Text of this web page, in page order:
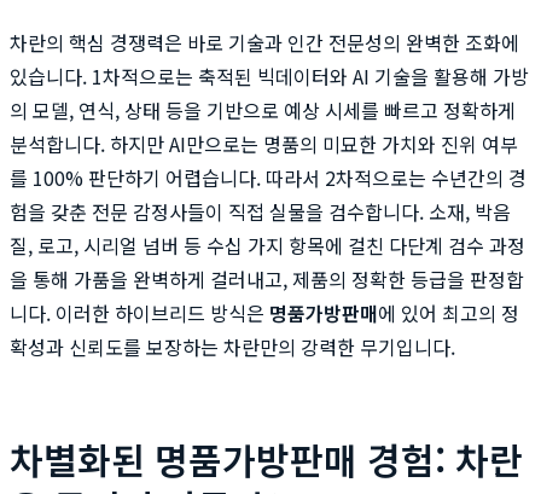
차란의 핵심 경쟁력은 바로 기술과 인간 전문성의 완벽한 조화에
있습니다. 1차적으로는 축적된 빅데이터와 AI 기술을 활용해 가방
의 모델, 연식, 상태 등을 기반으로 예상 시세를 빠르고 정확하게
분석합니다. 하지만 AI만으로는 명품의 미묘한 가치와 진위 여부
를 100% 판단하기 어렵습니다. 따라서 2차적으로는 수년간의 경
험을 갖춘 전문 감정사들이 직접 실물을 검수합니다. 소재, 박음
질, 로고, 시리얼 넘버 등 수십 가지 항목에 걸친 다단계 검수 과정
을 통해 가품을 완벽하게 걸러내고, 제품의 정확한 등급을 판정합
니다. 이러한 하이브리드 방식은 명품가방판매에 있어 최고의 정
확성과 신뢰도를 보장하는 차란만의 강력한 무기입니다.
차별화된 명품가방판매 경험: 차란